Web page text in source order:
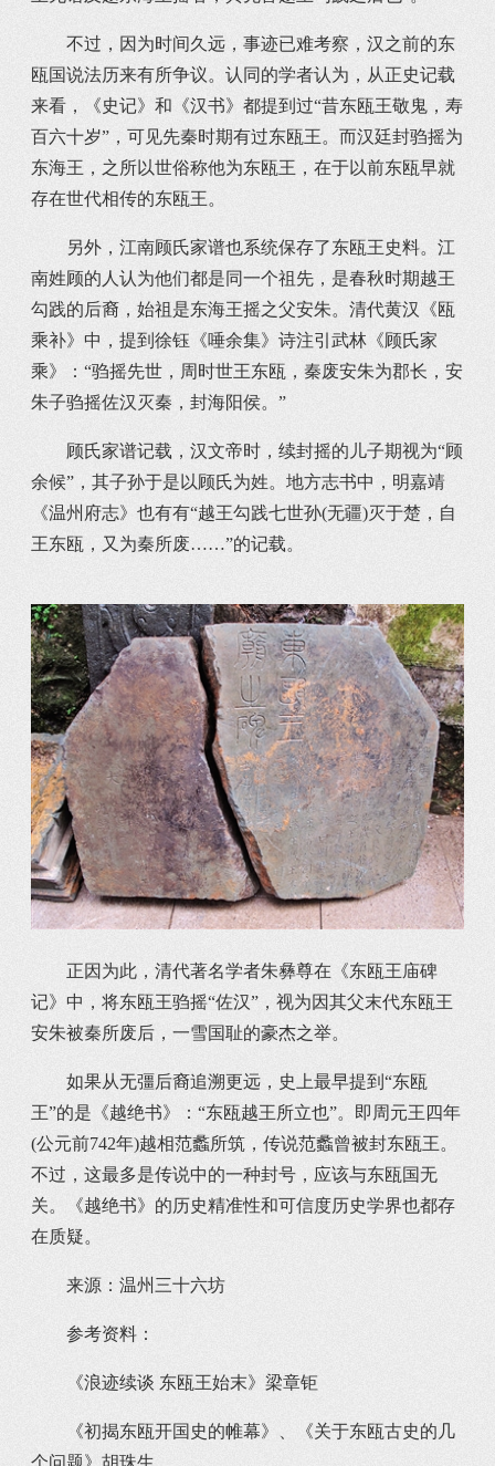
不过，因为时间久远，事迹已难考察，汉之前的东
瓯国说法历来有所争议。认同的学者认为，从正史记载
来看，《史记》和《汉书》都提到过“昔东瓯王敬鬼，寿
百六十岁”，可见先秦时期有过东瓯王。而汉廷封驺摇为
东海王，之所以世俗称他为东瓯王，在于以前东瓯早就
存在世代相传的东瓯王。
另外，江南顾氏家谱也系统保存了东瓯王史料。江
南姓顾的人认为他们都是同一个祖先，是春秋时期越王
勾践的后裔，始祖是东海王摇之父安朱。清代黄汉《瓯
乘补》中，提到徐钰《唾余集》诗注引武林《顾氏家
乘》：“驺摇先世，周时世王东瓯，秦废安朱为郡长，安
朱子驺摇佐汉灭秦，封海阳侯。”
顾氏家谱记载，汉文帝时，续封摇的儿子期视为“顾
余候”，其子孙于是以顾氏为姓。地方志书中，明嘉靖
《温州府志》也有有“越王勾践七世孙(无疆)灭于楚，自
王东瓯，又为秦所废……”的记载。
正因为此，清代著名学者朱彝尊在《东瓯王庙碑
记》中，将东瓯王驺摇“佐汉”，视为因其父末代东瓯王
安朱被秦所废后，一雪国耻的豪杰之举。
如果从无彊后裔追溯更远，史上最早提到“东瓯
王”的是《越绝书》：“东瓯越王所立也”。即周元王四年
(公元前742年)越相范蠡所筑，传说范蠡曾被封东瓯王。
不过，这最多是传说中的一种封号，应该与东瓯国无
关。《越绝书》的历史精准性和可信度历史学界也都存
在质疑。
来源：温州三十六坊
参考资料：
《浪迹续谈 东瓯王始末》梁章钜
《初揭东瓯开国史的帷幕》、《关于东瓯古史的几
个问题》胡珠生